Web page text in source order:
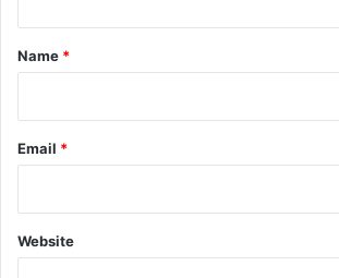
*
Name *
Email *
Website